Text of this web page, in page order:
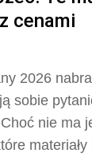
cenami
2026
sobie
nie ma